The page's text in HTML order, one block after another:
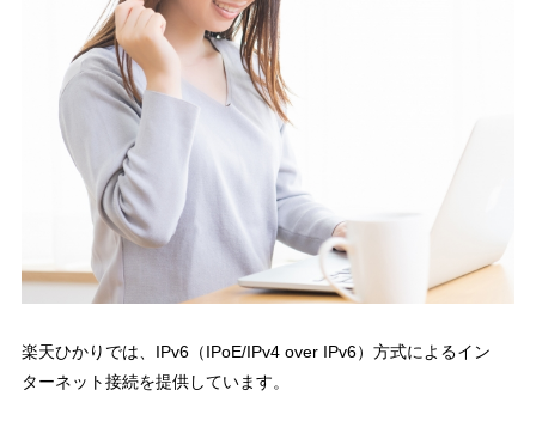
楽天ひかりでは、IPv6（IPoE/IPv4 over IPv6）方式によるイン
ターネット接続を提供しています。